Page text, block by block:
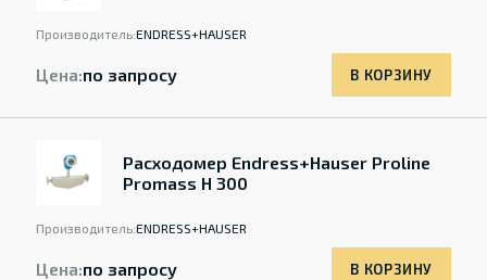
Производитель:ENDRESS+HAUSER
Цена:по запросу В КОРЗИНУ
Расходомер Endress+Hauser Proline
Promass H 300
Производитель:ENDRESS+HAUSER
Цена:по запросу В КОРЗИНУ